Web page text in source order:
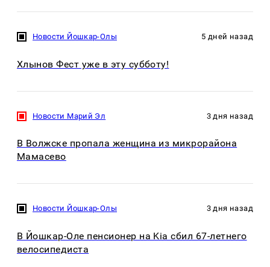
Новости Йошкар-Олы 5 дней назад
Хлынов Фест уже в эту субботу!
Новости Марий Эл 3 дня назад
В Волжске пропала женщина из микрорайона
Мамасево
Новости Йошкар-Олы 3 дня назад
В Йошкар-Оле пенсионер на Kia сбил 67-летнего
велосипедиста